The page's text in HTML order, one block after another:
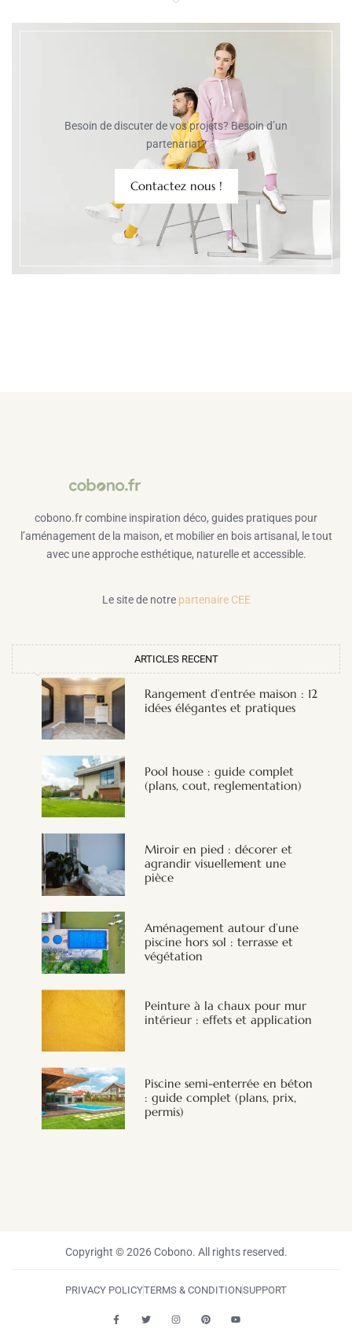
Besoin de discuter de vos projets? Besoin d’un
partenariat?
Contactez nous !
cobono.fr combine inspiration déco, guides pratiques pour
l’aménagement de la maison, et mobilier en bois artisanal, le tout
avec une approche esthétique, naturelle et accessible.
Le site de notre partenaire CEE
ARTICLES RECENT
Rangement d’entrée maison : 12
idées élégantes et pratiques
Pool house : guide complet
(plans, cout, reglementation)
Miroir en pied : décorer et
agrandir visuellement une
pièce
Aménagement autour d’une
piscine hors sol : terrasse et
végétation
Peinture à la chaux pour mur
intérieur : effets et application
Piscine semi-enterrée en béton
: guide complet (plans, prix,
permis)
Copyright © 2026 Cobono. All rights reserved.
PRIVACY POLICYTERMS & CONDITIONSUPPORT